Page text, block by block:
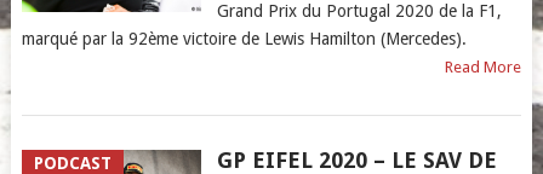
Grand Prix du Portugal 2020 de la F1,
marqué par la 92ème victoire de Lewis Hamilton (Mercedes).
Read More
PODCAST
GP EIFEL 2020 – LE SAV DE